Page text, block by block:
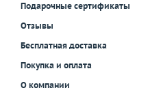
Подарочные сертификаты
Отзывы
Бесплатная доставка
Покупка и оплата
О компании